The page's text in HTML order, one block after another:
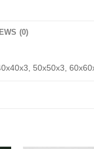
(0)
50x50x3,